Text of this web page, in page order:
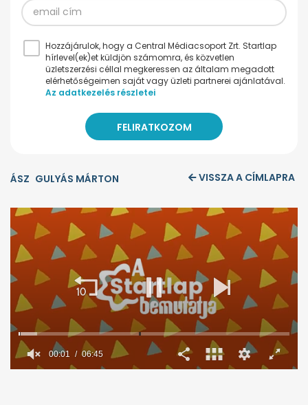
Hozzájárulok, hogy a Central Médiacsoport Zrt. Startlap
hírlevel(ek)et küldjön számomra, és közvetlen
üzletszerzési céllal megkeressen az általam megadott
elérhetőségeimen saját vagy üzleti partnerei ajánlatával.
Az adatkezelés részletei
ÁSZ GULYÁS MÁRTON VISSZA A CÍMLAPRA
00:02 06:45